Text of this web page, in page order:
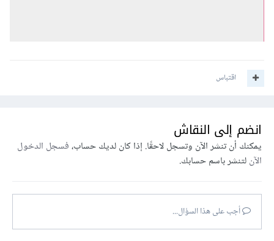
اقتباس
انضم إلى النقاش
يمكنك أن تنشر الآن وتسجل لاحقًا. إذا كان لديك حساب،فسجل الدخول
الآنلتنشر باسم حسابك.
أجب على هذا السؤال...